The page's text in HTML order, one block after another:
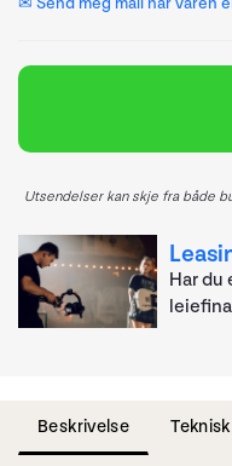
Utsendelser kan skje fra både
Har du
Beskrivelse